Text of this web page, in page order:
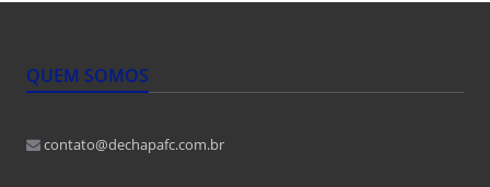
QUEM SOMOS
contato@dechapafc.com.br